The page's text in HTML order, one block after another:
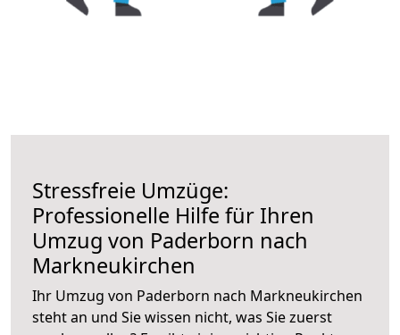
Stressfreie Umzüge:
Professionelle Hilfe für Ihren
Umzug von Paderborn nach
Markneukirchen
Ihr Umzug von Paderborn nach Markneukirchen
steht an und Sie wissen nicht, was Sie zuerst